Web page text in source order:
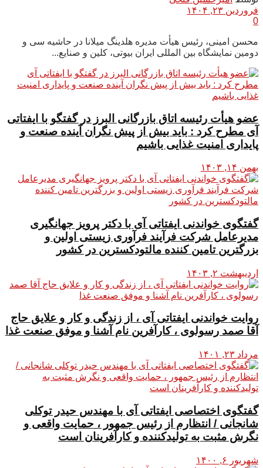
فروردین ۲۳, ۱۴۰۴
0
محسن امینی، رئیس هیأت مدیره هلدینگ میلانا در حاشیه سی و
دومین نمایشگاه بین المللی ایران بیوتی، کلین و صنایع...
عضو هیأت رئیسه اتاق بازرگانی البرز در گفتگو با ایفتاتی
آی مطرح کرد : باید بیش از پیش نگران آینده صنعت و
پایداری امنیت غذایی باشیم
بهمن ۱۴, ۱۴۰۳
گفتگوی خواندنی ایفتاتی آی با دکتر پرویز جهانگیری
مدیرعامل شرکت فرآیند فرآوری زیستی اولین و
بزرگترین تامین کننده مالتودکسترین در کشور
اردیبهشت ۲, ۱۴۰۳
روایت خواندنی ایفتاتی آی ، از زندگی و کار و علایق حاج
آقا صمد رسولوی ، کارآفرین نام آشنا و موفق صنعت غذا
مرداد ۲۳, ۱۴۰۱
گفتگوی اختصاصی ایفتاتی آی با مهندس حیدر توکلی
شانجانی / انتظارم از رئیس جمهور ، حمایت واقعی و
نگرش مثبت به تولیدکننده و کارآفرینان است
شهریور ۶, ۱۴۰۰